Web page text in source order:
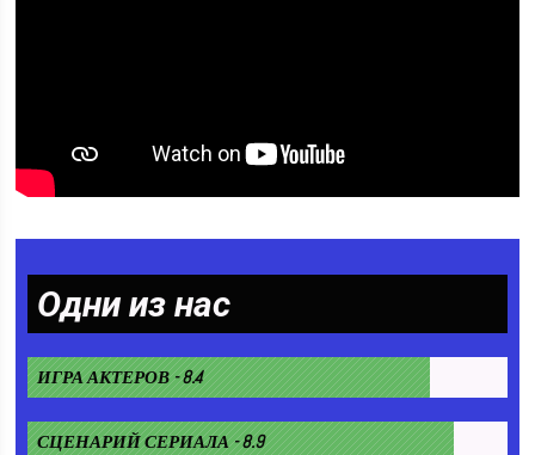
Одни из нас
ИГРА АКТЕРОВ - 8.4
СЦЕНАРИЙ СЕРИАЛА - 8.9